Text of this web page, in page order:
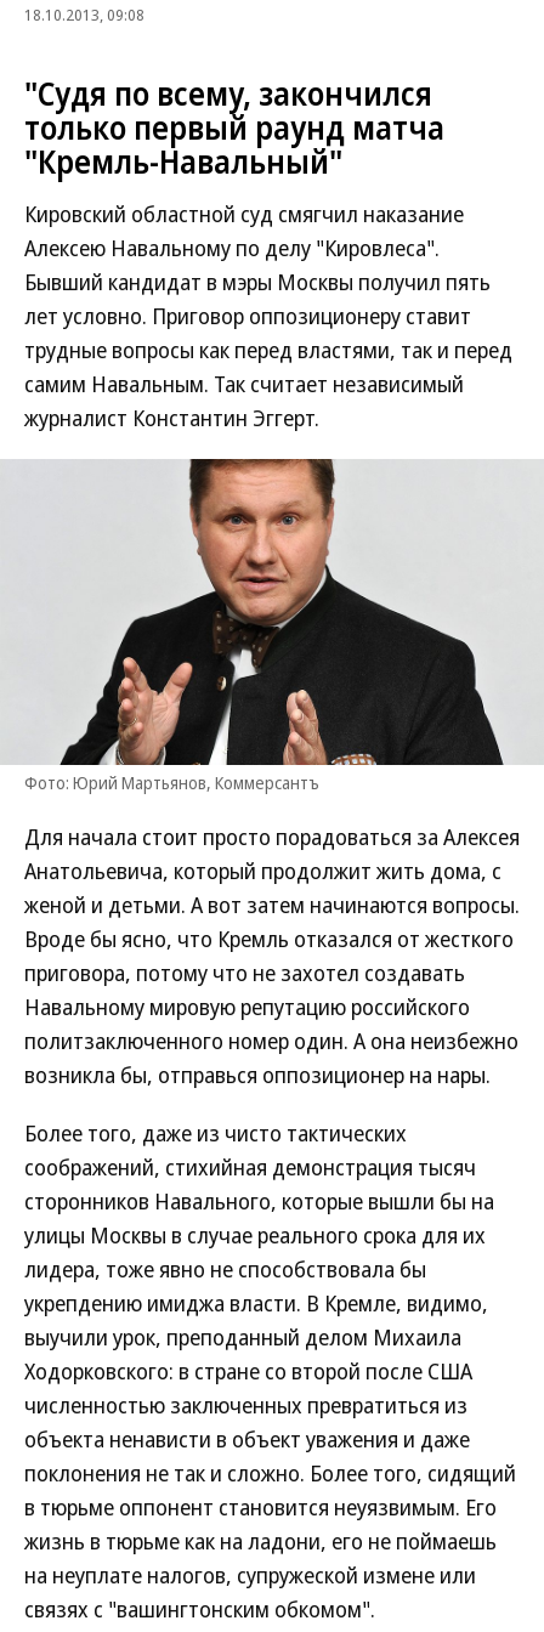
18.10.2013, 09:08
"Судя по всему, закончился
только первый раунд матча
"Кремль-Навальный"
Кировский областной суд смягчил наказание
Алексею Навальному по делу "Кировлеса".
Бывший кандидат в мэры Москвы получил пять
лет условно. Приговор оппозиционеру ставит
трудные вопросы как перед властями, так и перед
самим Навальным. Так считает независимый
журналист Константин Эггерт.
Фото: Юрий Мартьянов, Коммерсантъ
Для начала стоит просто порадоваться за Алексея
Анатольевича, который продолжит жить дома, с
женой и детьми. А вот затем начинаются вопросы.
Вроде бы ясно, что Кремль отказался от жесткого
приговора, потому что не захотел создавать
Навальному мировую репутацию российского
политзаключенного номер один. А она неизбежно
возникла бы, отправься оппозиционер на нары.
Более того, даже из чисто тактических
соображений, стихийная демонстрация тысяч
сторонников Навального, которые вышли бы на
улицы Москвы в случае реального срока для их
лидера, тоже явно не способствовала бы
укрепдению имиджа власти. В Кремле, видимо,
выучили урок, преподанный делом Михаила
Ходорковского: в стране со второй после США
численностью заключенных превратиться из
объекта ненависти в объект уважения и даже
поклонения не так и сложно. Более того, сидящий
в тюрьме оппонент становится неуязвимым. Его
жизнь в тюрьме как на ладони, его не поймаешь
на неуплате налогов, супружеской измене или
связях с "вашингтонским обкомом".